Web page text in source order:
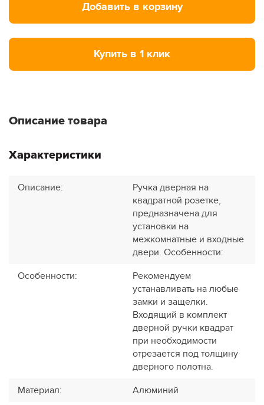
Добавить в корзину
Купить в 1 клик
Описание товара
Характеристики
Описание:
Ручка дверная на
квадратной розетке,
предназначена для
установки на
межкомнатные и входные
двери. Особенности:
Особенности:
Рекомендуем
устанавливать на любые
замки и защелки.
Входящий в комплект
дверной ручки квадрат
при необходимости
отрезается под толщину
дверного полотна.
Материал: Алюминий